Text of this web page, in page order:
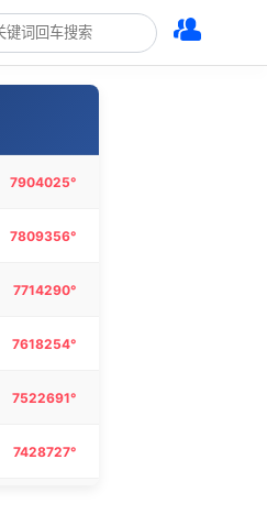
7904025°
7809356°
7714290°
7618254°
7522691°
7428727°